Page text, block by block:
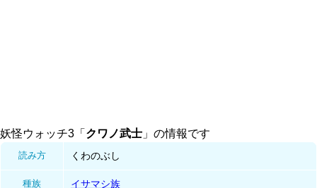
妖怪ウォッチ3「 クワノ武士 」の情報です
読み方 くわのぶし
種族 イサマシ族